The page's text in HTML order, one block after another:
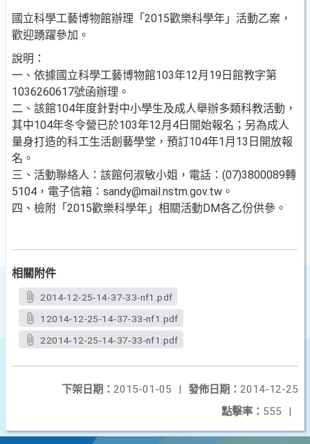
國立科學工藝博物館辦理「2015歡樂科學年」活動乙案，
歡迎踴躍參加。
說明：
一、依據國立科學工藝博物館103年12月19日館教字第
1036260617號函辦理。
二、該館104年度針對中小學生及成人舉辦多類科教活動，
其中104年冬令營已於103年12月4日開始報名；另為成人
量身打造的科工生活創藝學堂，預訂104年1月13日開放報
名。
三、活動聯絡人：該館何淑敏小姐，電話：(07)3800089轉
5104，電子信箱：sandy@mail.nstm.gov.tw。
四、檢附「2015歡樂科學年」相關活動DM各乙份供參。
相關附件
2014-12-25-14-37-33-nf1.pdf
12014-12-25-14-37-33-nf1.pdf
22014-12-25-14-37-33-nf1.pdf
發佈日期： 2014-12-25
下架日期： 2015-01-05
|
點擊率： 555 |